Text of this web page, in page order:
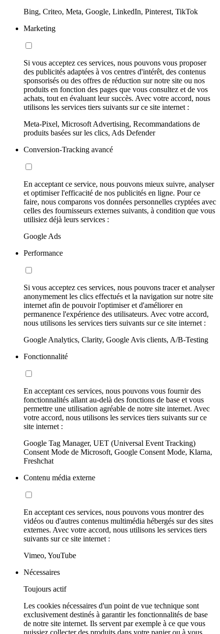
Bing, Criteo, Meta, Google, LinkedIn, Pinterest, TikTok
Marketing
Si vous acceptez ces services, nous pouvons vous proposer
des publicités adaptées à vos centres d'intérêt, des contenus
sponsorisés ou des offres de réduction sur notre site ou nos
produits en fonction des pages que vous consultez et de vos
achats, tout en évaluant leur succès. Avec votre accord, nous
utilisons les services tiers suivants sur ce site internet :
Meta-Pixel, Microsoft Advertising, Recommandations de
produits basées sur les clics, Ads Defender
Conversion-Tracking avancé
En acceptant ce service, nous pouvons mieux suivre, analyser
et optimiser l'efficacité de nos publicités en ligne. Pour ce
faire, nous comparons vos données personnelles cryptées avec
celles des fournisseurs externes suivants, à condition que vous
utilisiez déjà leurs services :
Google Ads
Performance
Si vous acceptez ces services, nous pouvons tracer et analyser
anonymement les clics effectués et la navigation sur notre site
internet afin de pouvoir l'optimiser et d'améliorer en
permanence l'expérience des utilisateurs. Avec votre accord,
nous utilisons les services tiers suivants sur ce site internet :
Google Analytics, Clarity, Google Avis clients, A/B-Testing
Fonctionnalité
En acceptant ces services, nous pouvons vous fournir des
fonctionnalités allant au-delà des fonctions de base et vous
permettre une utilisation agréable de notre site internet. Avec
votre accord, nous utilisons les services tiers suivants sur ce
site internet :
Google Tag Manager, UET (Universal Event Tracking)
Consent Mode de Microsoft, Google Consent Mode, Klarna,
Freshchat
Contenu média externe
En acceptant ces services, nous pouvons vous montrer des
vidéos ou d'autres contenus multimédia hébergés sur des sites
externes. Avec votre accord, nous utilisons les services tiers
suivants sur ce site internet :
Vimeo, YouTube
Nécessaires
Toujours actif
Les cookies nécessaires d'un point de vue technique sont
exclusivement destinés à garantir les fonctionnalités de base
de notre site internet. Ils servent par exemple à ce que vous